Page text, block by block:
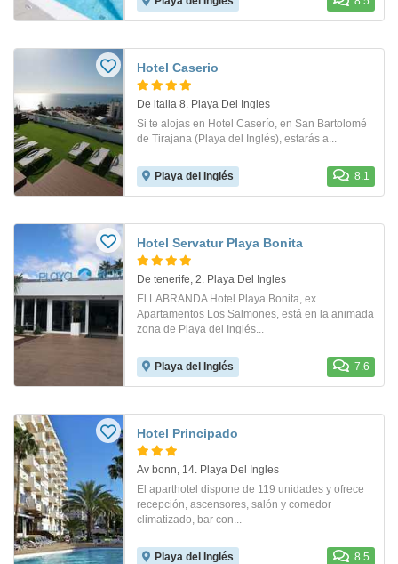
Hotel Caserio
De italia 8. Playa Del Ingles
Si te alojas en Hotel Caserío, en San Bartolomé
de Tirajana (Playa del Inglés), estarás a...
Playa del Inglés 8.1
Hotel Servatur Playa Bonita
De tenerife, 2. Playa Del Ingles
El LABRANDA Hotel Playa Bonita, ex
Apartamentos Los Salmones, está en la animada
zona de Playa del Inglés...
Playa del Inglés 7.6
Hotel Principado
Av bonn, 14. Playa Del Ingles
El aparthotel dispone de 119 unidades y ofrece
recepción, ascensores, salón y comedor
climatizado, bar con...
Playa del Inglés 8.5